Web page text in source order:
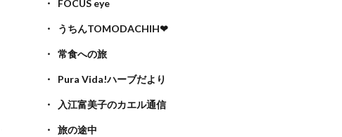
FOCUS eye
うちんTOMODACHIH❤
常食への旅
Pura Vida!ハーブだより
入江富美子のカエル通信
旅の途中